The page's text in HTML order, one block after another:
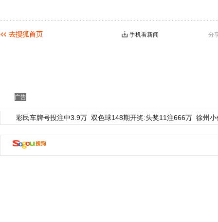
分
手机看新闻
广告
彩民车牌号投注中3.9万 双色球148期开奖:头奖11注666万 徐州